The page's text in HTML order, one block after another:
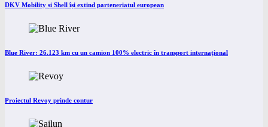
DKV Mobility și Shell își extind parteneriatul european
Blue River: 26.123 km cu un camion 100% electric în transport internațional
Proiectul Revoy prinde contur